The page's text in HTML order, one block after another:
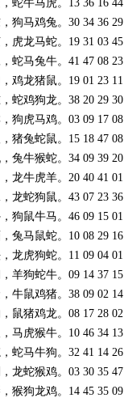
蛇牛马虎。13 36 16 44
狗马鸡兔。30 34 36 29
虎龙马蛇。19 31 03 45
蛇马兔牛。41 47 08 23
鸡龙猪鼠。19 01 23 11
蛇鸡狗龙。38 20 29 30
狗虎马鸡。03 09 17 08
猪兔蛇鼠。15 18 47 08
兔牛猴蛇。34 09 39 20
龙牛虎羊。20 40 41 01
龙蛇狗鼠。43 07 23 36
狗鼠牛马。46 09 15 01
兔马鼠蛇。10 08 29 16
龙虎狗蛇。11 09 04 01
羊狗蛇牛。09 14 37 15
牛鼠鸡猪。38 09 02 14
鼠猪鸡龙。08 17 28 02
马虎猴牛。10 46 34 13
蛇马牛狗。32 41 14 26
龙蛇猴鸡。03 30 35 47
猴狗龙鸡。14 45 35 09